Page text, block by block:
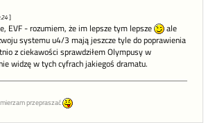
]
EVF - rozumiem, że im lepsze tym lepsze
ale
systemu u4/3 mają jeszcze tyle do poprawienia
z ciekawości sprawdziłem Olympusy w
widzę w tych cyfrach jakiegoś dramatu.
przepraszać